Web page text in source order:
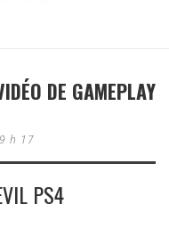
DE GAMEPLAY
h 17
PS4